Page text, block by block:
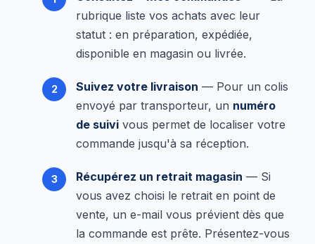
rubrique liste vos achats avec leur
statut : en préparation, expédiée,
disponible en magasin ou livrée.
Suivez votre livraison — Pour un colis
envoyé par transporteur, un numéro
de suivi vous permet de localiser votre
commande jusqu'à sa réception.
Récupérez un retrait magasin — Si
vous avez choisi le retrait en point de
vente, un e-mail vous prévient dès que
la commande est prête. Présentez-vous